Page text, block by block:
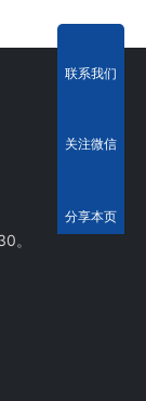
。
联系我们
关注微信
分享本页